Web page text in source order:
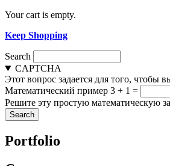
Your cart is empty.
Keep Shopping
Search
CAPTCHA
Этот вопрос задается для того, чтобы
Математический пример 3 + 1 =
Решите эту простую математическую
Portfolio